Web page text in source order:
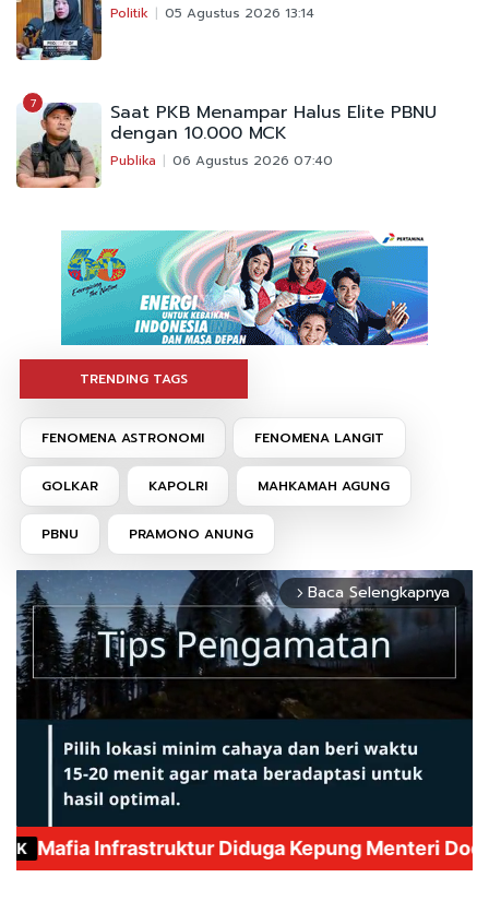
Politik 05 Agustus 2026 13:14
7 Saat PKB Menampar Halus Elite PBNU
dengan 10.000 MCK
Publika 06 Agustus 2026 07:40
TRENDING TAGS
FENOMENA ASTRONOMI FENOMENA LANGIT
GOLKAR KAPOLRI MAHKAMAH AGUNG
PBNU PRAMONO ANUNG
arrow_forward_ios Baca Selengkapnya